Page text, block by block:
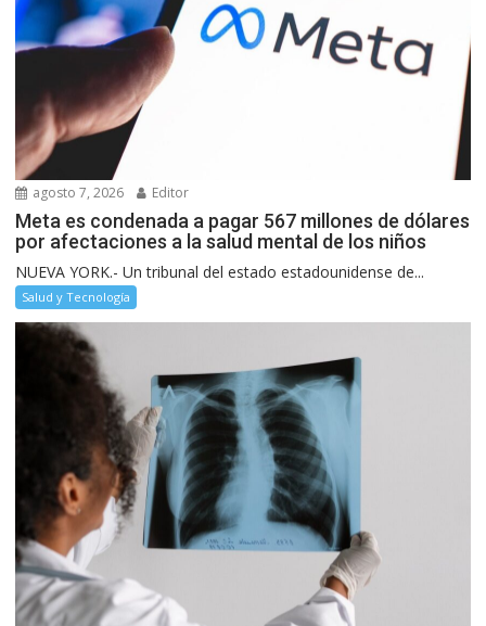
agosto 7, 2026 Editor
Meta es condenada a pagar 567 millones de dólares
por afectaciones a la salud mental de los niños
NUEVA YORK.- Un tribunal del estado estadounidense de...
Salud y Tecnología